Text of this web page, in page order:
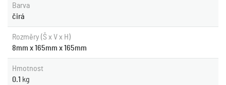
Barva
čirá
Rozměry (Š x V x H)
8mm x 165mm x 165mm
Hmotnost
0.1 kg